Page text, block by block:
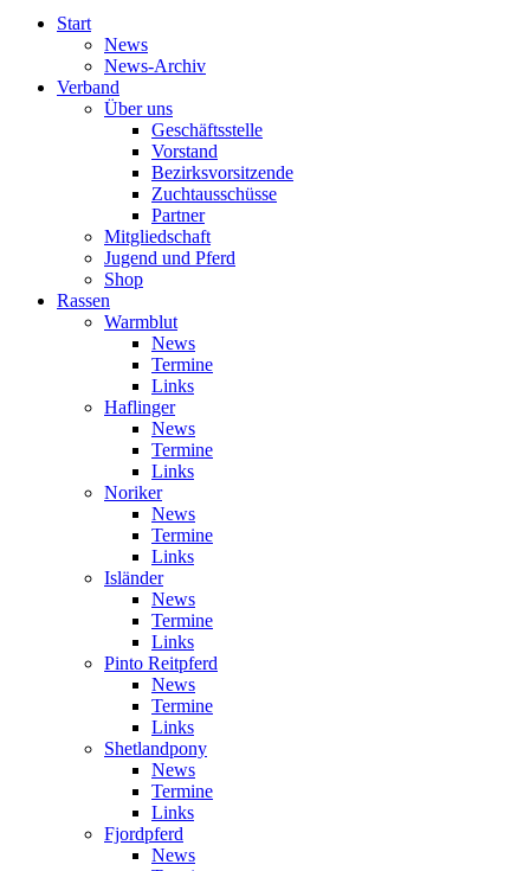
Start
News
News-Archiv
Verband
Über uns
Geschäftsstelle
Vorstand
Bezirksvorsitzende
Zuchtausschüsse
Partner
Mitgliedschaft
Jugend und Pferd
Shop
Rassen
Warmblut
News
Termine
Links
Haflinger
News
Termine
Links
Noriker
News
Termine
Links
Isländer
News
Termine
Links
Pinto Reitpferd
News
Termine
Links
Shetlandpony
News
Termine
Links
Fjordpferd
News